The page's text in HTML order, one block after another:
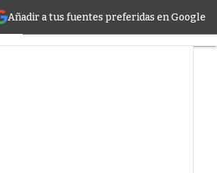
Añadir a tus fuentes preferidas en Google